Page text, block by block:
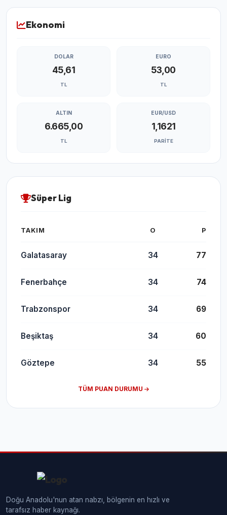
Ekonomi
DOLAR
45,61
TL
EURO
53,00
TL
ALTIN
6.665,00
TL
EUR/USD
1,1621
PARITE
Süper Lig
TAKIM O P
Galatasaray 34 77
Fenerbahçe 34 74
Trabzonspor 34 69
Beşiktaş 34 60
Göztepe 34 55
TÜM PUAN DURUMU
Doğu Anadolu'nun atan nabzı, bölgenin en hızlı ve
tarafsız haber kaynağı.